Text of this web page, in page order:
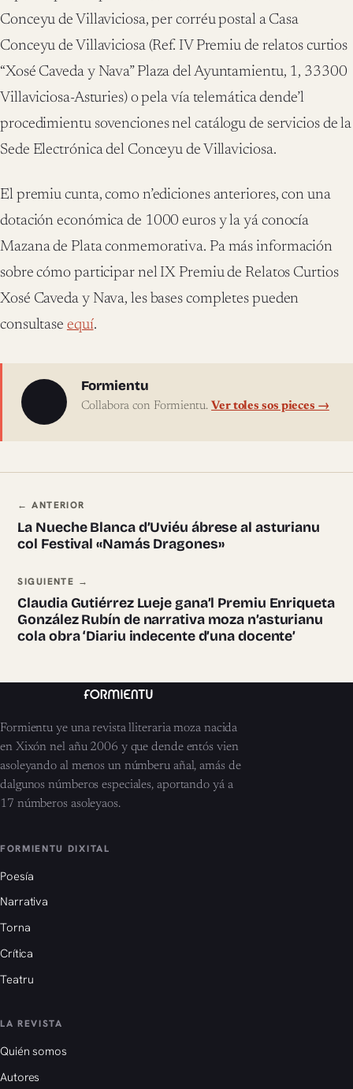
Conceyu de Villaviciosa, per corréu postal a Casa
Conceyu de Villaviciosa (Ref. IV Premiu de relatos curtios
“Xosé Caveda y Nava” Plaza del Ayuntamientu, 1, 33300
Villaviciosa-Asturies) o pela vía telemática dende’l
procedimientu sovenciones nel catálogu de servicios de la
Sede Electrónica del Conceyu de Villaviciosa.
El premiu cunta, como n’ediciones anteriores, con una
dotación económica de 1000 euros y la yá conocía
Mazana de Plata conmemorativa. Pa más información
sobre cómo participar nel IX Premiu de Relatos Curtios
Xosé Caveda y Nava, les bases completes pueden
consultase equí.
Sobre l'autor
Formientu
Collabora con Formientu. Ver toles sos pieces →
Navegación ente pieces
← ANTERIOR
La Nueche Blanca d’Uviéu ábrese al asturianu
col Festival «Namás Dragones»
SIGUIENTE →
Claudia Gutiérrez Lueje gana’l Premiu Enriqueta
González Rubín de narrativa moza n’asturianu
cola obra ‘Diariu indecente d’una docente’
Formientu ye una revista lliteraria moza nacida
en Xixón nel añu 2006 y que dende entós vien
asoleyando al menos un númberu añal, amás de
dalgunos númberos especiales, aportando yá a
17 númberos asoleyaos.
FORMIENTU DIXITAL
Poesía
Narrativa
Torna
Crítica
Teatru
LA REVISTA
Quién somos
Autores